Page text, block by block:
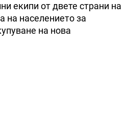
екипи от двете страни на
на населението за
на нова